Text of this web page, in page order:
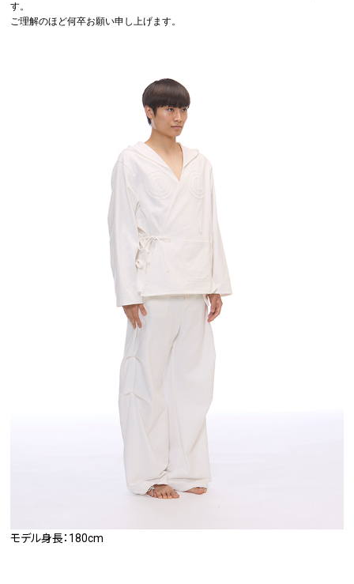
す。
ご理解のほど何卒お願い申し上げます。
モデル身長：180cm